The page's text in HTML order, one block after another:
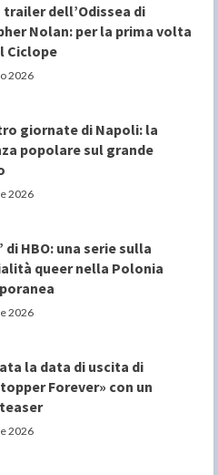
dell’Odissea di
Nolan: per la prima volta
Ciclope
2026
giornate di Napoli: la
popolare sul grande
2026
di HBO: una serie sulla
queer nella Polonia
2026
la data di uscita di
Forever» con un
2026